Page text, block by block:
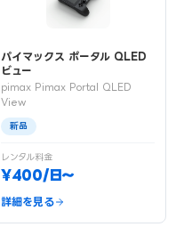
パイマックス ポータル QLED
ビュー
pimax Pimax Portal QLED
View
新品
レンタル料金
¥400/日〜
詳細を見る